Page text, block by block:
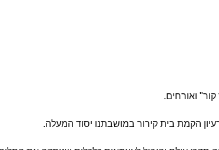
ואורחים.
הקמת בית קירור במושבתנו יסוד המעלה.